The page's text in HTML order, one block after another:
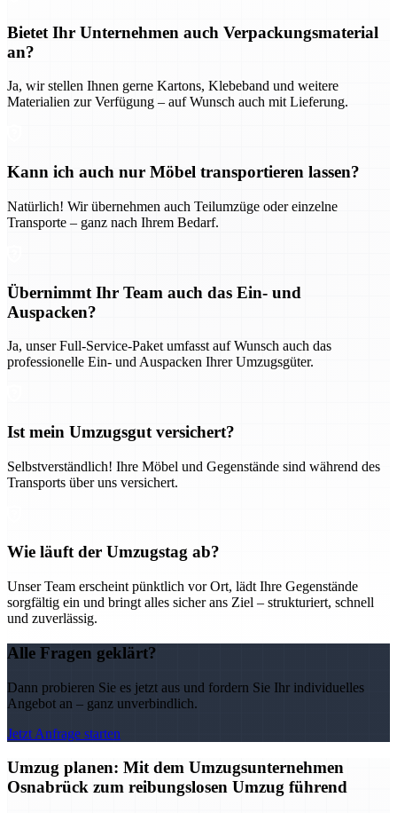
Bietet Ihr Unternehmen auch Verpackungsmaterial
an?
Ja, wir stellen Ihnen gerne Kartons, Klebeband und weitere
Materialien zur Verfügung – auf Wunsch auch mit Lieferung.
Kann ich auch nur Möbel transportieren lassen?
Natürlich! Wir übernehmen auch Teilumzüge oder einzelne
Transporte – ganz nach Ihrem Bedarf.
Übernimmt Ihr Team auch das Ein- und
Auspacken?
Ja, unser Full-Service-Paket umfasst auf Wunsch auch das
professionelle Ein- und Auspacken Ihrer Umzugsgüter.
Ist mein Umzugsgut versichert?
Selbstverständlich! Ihre Möbel und Gegenstände sind während des
Transports über uns versichert.
Wie läuft der Umzugstag ab?
Unser Team erscheint pünktlich vor Ort, lädt Ihre Gegenstände
sorgfältig ein und bringt alles sicher ans Ziel – strukturiert, schnell
und zuverlässig.
Alle Fragen geklärt?
Dann probieren Sie es jetzt aus und fordern Sie Ihr individuelles
Angebot an – ganz unverbindlich.
Jetzt Anfrage starten
Umzug planen: Mit dem Umzugsunternehmen
Osnabrück zum reibungslosen Umzug führend